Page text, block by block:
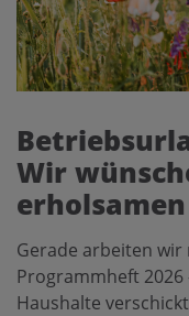
Wir
Gerade arbeiten
Programmheft 2026
Haushalte